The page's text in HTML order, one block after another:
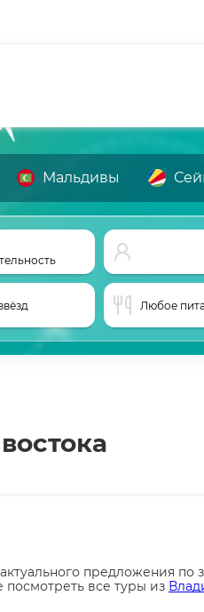
Мальдивы
Любое
предложения по
все туры из